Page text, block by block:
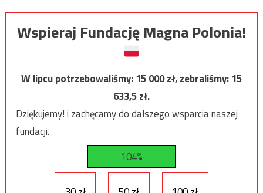
Wspieraj Fundację Magna Polonia!
W lipcu potrzebowaliśmy:15 000zł, zebraliśmy:15
633,5zł.
Dziękujemy! i zachęcamy do dalszego wsparcia naszej
fundacji.
104%